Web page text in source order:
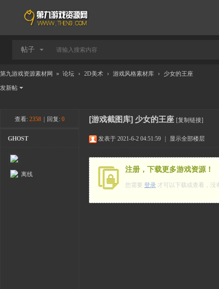
帖子
第九游戏资源素材网 » 论坛 › 2D美术 › 游戏风格素材库 › 少女的王座
发新帖
查看: 2358 回复: 0 [游戏截图库] 少女的王座 [复制链接]
GHOST
离线
发表于 2021-6-2 04:51:59 显示全部楼层
注册，下载更多游戏资源！
您需要 登录 才可以下载或查看，没